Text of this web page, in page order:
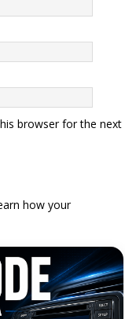
browser for the next
how your